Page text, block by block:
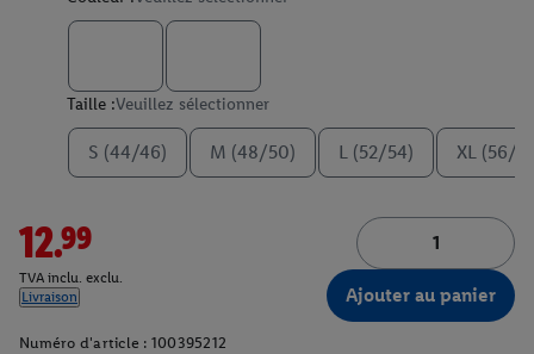
Taille :Veuillez sélectionner
S (44/46) M (48/50) L (52/54) XL (56/
12.99
TVA inclu. exclu.
Livraison
Ajouter au panier
Numéro d'article : 100395212